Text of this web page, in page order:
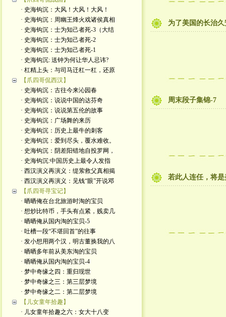
· 史海钩沉：大风！大风！大风！
· 史海钩沉：周幽王烽火戏诸侯真相
· 史海钩沉：士为知己者死-3（大结
· 史海钩沉：士为知己者死-2
· 史海钩沉：士为知己者死-1
· 史海钩沉: 送钟为何让华人忌讳?
· 杠精上头：与司马迁杠一杠，还原
【爪四哥侃西汉】
· 史海钩沉：古往今来沁园春
· 史海钩沉：说说中国的达芬奇
· 史海钩沉：说说第五伦的故事
· 史海钩沉：广场舞的来历
· 史海钩沉：历史上最牛的刺客
· 史海钩沉：爱到尽头，覆水难收。
· 史海钩沉：阴差阳错地自投罗网，
· 史海钩沉:中国历史上最令人发指
· 西汉演义再演义：缇萦救父真相揭
· 西汉演义再演义：见钱“眼”开说邓
【爪四哥寻宝记】
· 晒晒俺在台北旅游时淘的宝贝
· 想炒比特币，手头有点紧，贱卖几
· 晒晒俺从国内淘的宝贝-5
· 吐槽一段“不堪回首”的往事
· 发小想用两个汉，明古董换我的八
· 晒晒多年前从美东淘的宝贝
· 晒晒俺从国内淘的宝贝-4
· 梦中奇缘之四：重归现世
· 梦中奇缘之三：第三层梦境
· 梦中奇缘之二：第二层梦境
【儿女童年拾趣】
· 儿女童年拾趣之六：女大十八变
为了美国的长治
周末段子集锦-7
若此人连任，将